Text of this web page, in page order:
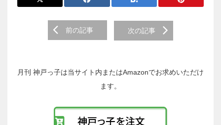
稿
前の記事 次の記事
月刊 神戸っ子は当サイト内またはAmazonでお求めいただけ
ます。